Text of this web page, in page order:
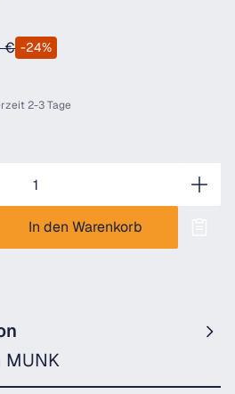
€ -24%
2-3 Tage
In den Warenkorb
MUNK